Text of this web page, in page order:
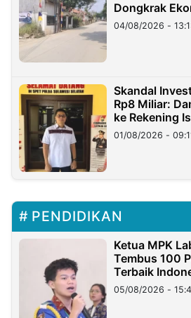
Dongkrak
04/08/2026 -
Skandal
Rp8 Miliar:
ke Rekening
Timur
01/08/2026 -
PENDIDIKAN
Ketua MPK
Tembus 100
Terbaik
05/08/2026 -